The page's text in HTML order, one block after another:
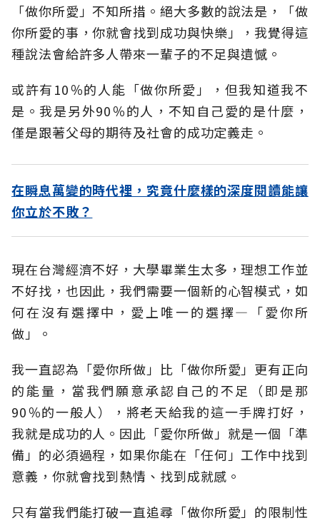
「做你所愛」不知所措。絕大多數的說法是，「做
你所愛的事，你就會找到成功與快樂」，我覺得這
種說法會給許多人帶來一輩子的不足與遺憾。
或許有10％的人能「做你所愛」，但我知道我不
是。我是另外90％的人，不知自己愛的是什麼，
僅是跟著父母的期待及社會的成功定義走。
在瞬息萬變的時代裡，究竟什麼樣的深度閱讀能讓
你立於不敗？
現在台灣經濟不好，大學畢業生太多，理想工作並
不好找，也因此，我們需要一個新的心智模式，如
何在沒有選擇中，愛上唯一的選擇—「愛你所
做」。
我一直認為「愛你所做」比「做你所愛」更有正向
的能量，當我們願意承認自己的不足（即是那
90％的一般人），將老天給我的這一手牌打好，
我就是成功的人。因此「愛你所做」就是一個「準
備」的必須過程，如果你能在「任何」工作中找到
意義，你就會找到熱情、找到成就感。
只有當我們能打破一直追尋「做你所愛」的限制性